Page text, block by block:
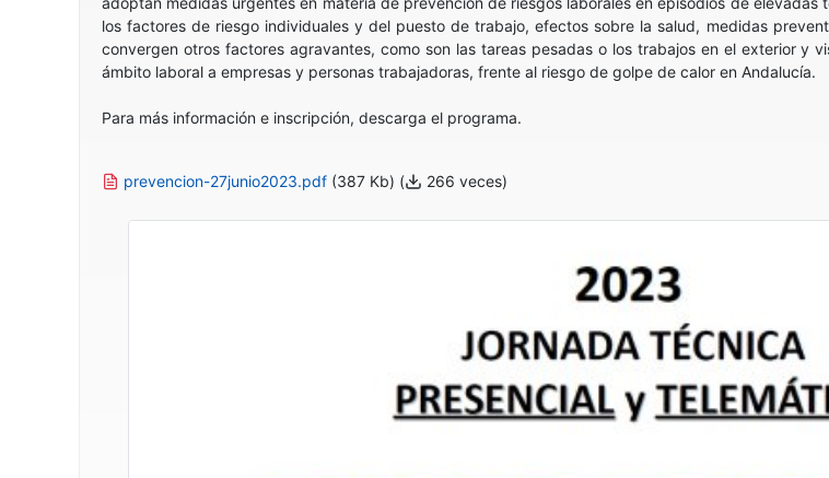
los factores de riesgo individuales y del puesto de trabajo, efectos sobre la salud, medidas
convergen otros factores agravantes, como son las tareas pesadas o los trabajos en el exterior y
ámbito laboral a empresas y personas trabajadoras, frente al riesgo de golpe de calor en Andalucía.
Para más información e inscripción, descarga el programa.
prevencion-27junio2023.pdf (387 Kb) ( 266 veces)